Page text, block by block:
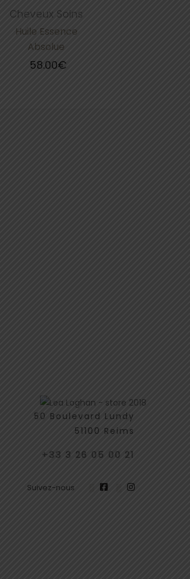
Cheveux Soins
Huile Essence
Absolue
58.00€
50 Boulevard Lundy
51100 Reims
+33 3 26 05 00 21
Suivez-nous